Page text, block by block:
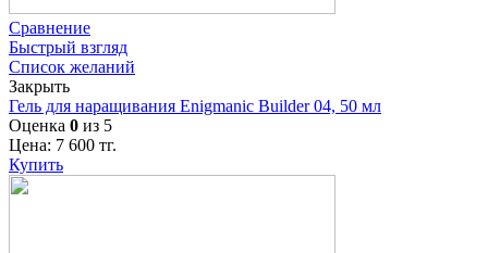
Сравнение
Быстрый взгляд
Список желаний
Закрыть
Гель для наращивания Enigmanic Builder 04, 50 мл
Оценка 0 из 5
Цена: 7 600 тг.
Купить